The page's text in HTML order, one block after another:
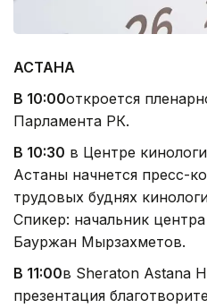
АСТАНА
В 10:00откроется
Парламента РК.
В 10:30 в Центре
Астаны начнется пресс-
трудовых буднях
Спикер: начальник
Бауржан Мырзахметов.
В 11:00в Sheraton Astana
презентация